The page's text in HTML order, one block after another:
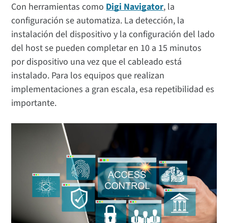
Con herramientas comoDigi Navigator, la
configuración se automatiza. La detección, la
instalación del dispositivo y la configuración del lado
del host se pueden completar en 10 a 15 minutos
por dispositivo una vez que el cableado está
instalado. Para los equipos que realizan
implementaciones a gran escala, esa repetibilidad es
importante.